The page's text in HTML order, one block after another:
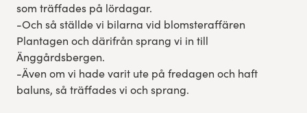
som träffades på lördagar.
-Och så ställde vi bilarna vid blomsteraffären
Plantagen och därifrån sprang vi in till
Änggårdsbergen.
-Även om vi hade varit ute på fredagen och haft
baluns, så träffades vi och sprang.